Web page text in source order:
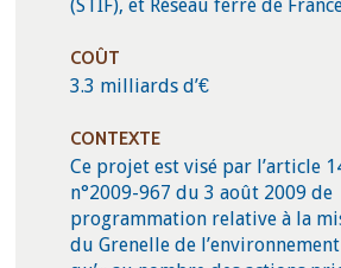
(STIF), et Réseau ferré de France
COÛT
3.3 milliards d’€
CONTEXTE
Ce projet est visé par l’article
n°2009-967 du 3 août 2009 de
programmation relative à la
du Grenelle de